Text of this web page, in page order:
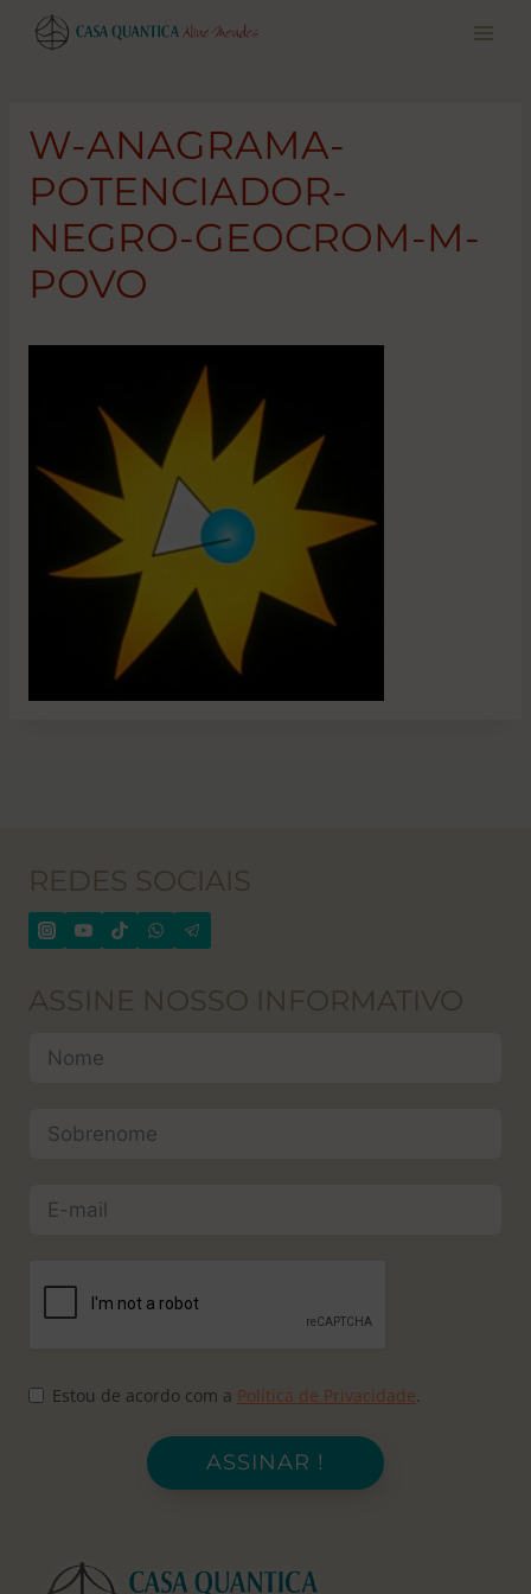
Pular
para
W-ANAGRAMA-
POTENCIADOR-
NEGRO-GEOCROM-M-
POVO
REDES SOCIAIS
ASSINE NOSSO INFORMATIVO
Estou de acordo com a Política de Privacidade.
ASSINAR !